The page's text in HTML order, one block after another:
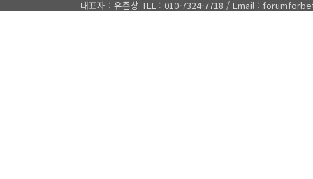
대표자 : 유준상 TEL : 010-7324-7718 / Email :